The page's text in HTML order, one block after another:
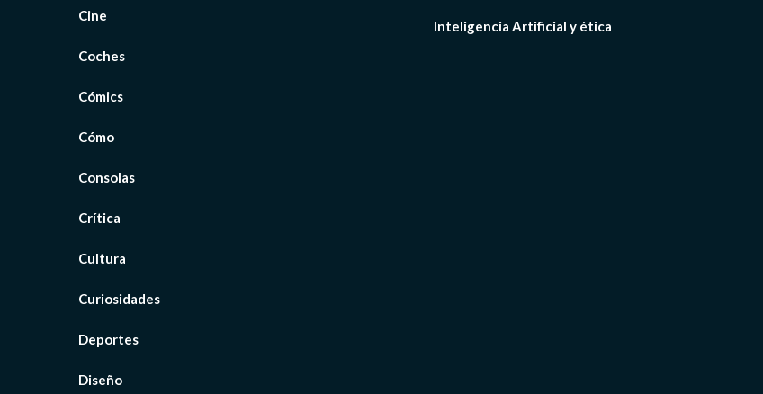
Cine
Coches
Cómics
Cómo
Consolas
Crítica
Cultura
Curiosidades
Deportes
Diseño
Inteligencia Artificial y ética